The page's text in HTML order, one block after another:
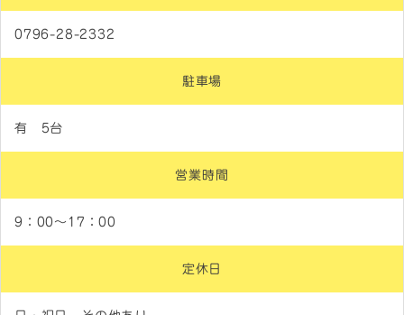
0796-28-2332
駐車場
有 5台
営業時間
9：00～17：00
定休日